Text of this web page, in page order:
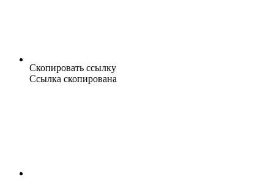
Скопировать ссылку
Ссылка скопирована